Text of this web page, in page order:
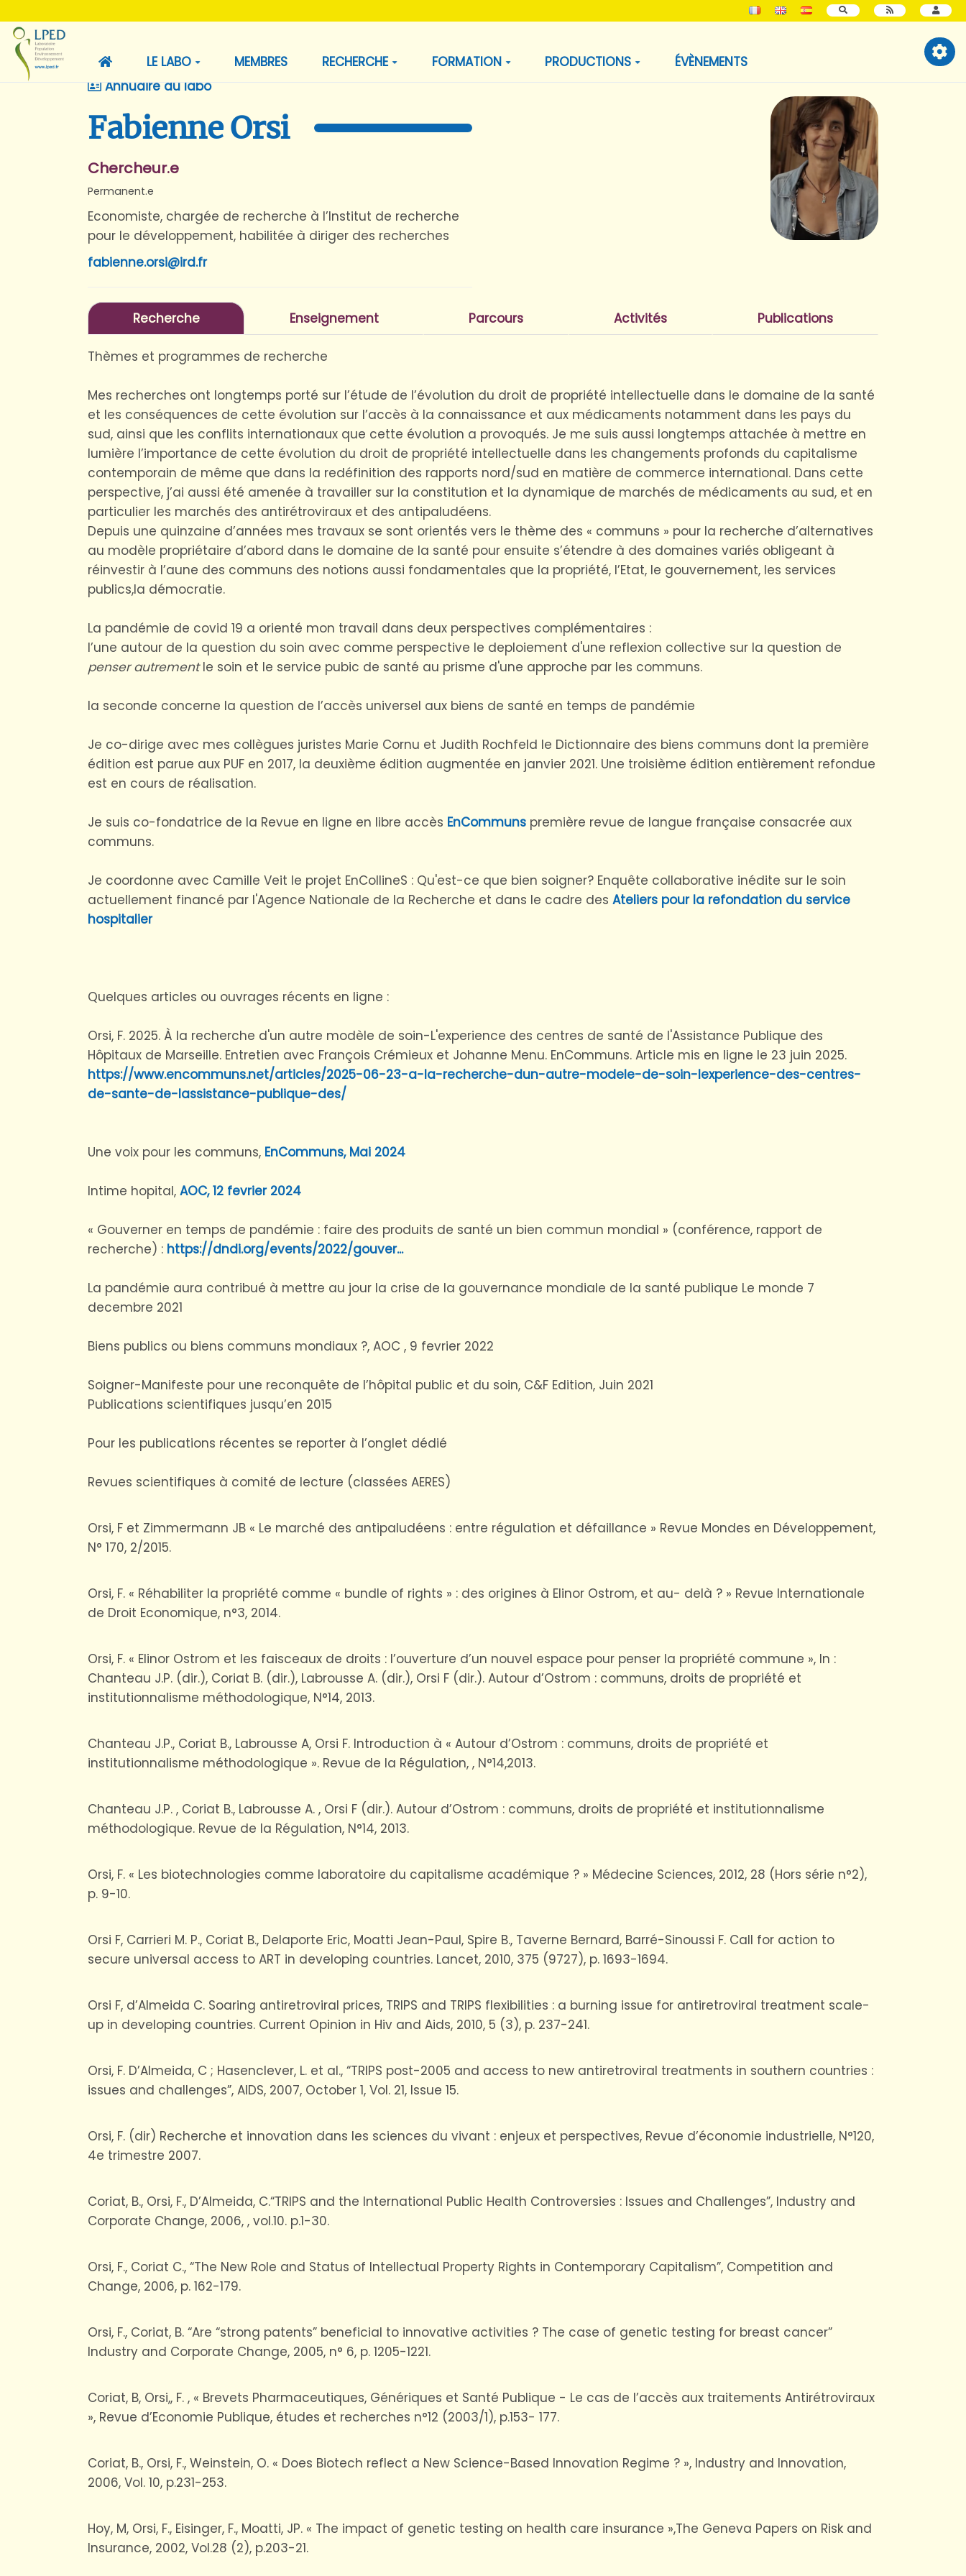
RECHERCHER
LE LABO MEMBRES RECHERCHE FORMATION PRODUCTIONS
ÉVÈNEMENTS
Annuaire du labo
Fabienne Orsi
Chercheur.e
Permanent.e
Economiste, chargée de recherche à l’Institut de recherche
pour le développement, habilitée à diriger des recherches
fabienne.orsi@ird.fr
Recherche Enseignement Parcours Activités Publications
Thèmes et programmes de recherche
Mes recherches ont longtemps porté sur l’étude de l’évolution du droit de propriété intellectuelle dans le domaine de la santé
et les conséquences de cette évolution sur l’accès à la connaissance et aux médicaments notamment dans les pays du
sud, ainsi que les conflits internationaux que cette évolution a provoqués. Je me suis aussi longtemps attachée à mettre en
lumière l’importance de cette évolution du droit de propriété intellectuelle dans les changements profonds du capitalisme
contemporain de même que dans la redéfinition des rapports nord/sud en matière de commerce international. Dans cette
perspective, j’ai aussi été amenée à travailler sur la constitution et la dynamique de marchés de médicaments au sud, et en
particulier les marchés des antirétroviraux et des antipaludéens.
Depuis une quinzaine d’années mes travaux se sont orientés vers le thème des « communs » pour la recherche d’alternatives
au modèle propriétaire d’abord dans le domaine de la santé pour ensuite s’étendre à des domaines variés obligeant à
réinvestir à l’aune des communs des notions aussi fondamentales que la propriété, l’Etat, le gouvernement, les services
publics,la démocratie.
La pandémie de covid 19 a orienté mon travail dans deux perspectives complémentaires :
l’une autour de la question du soin avec comme perspective le deploiement d'une reflexion collective sur la question de
penser autrementle soin et le service pubic de santé au prisme d'une approche par les communs.
la seconde concerne la question de l’accès universel aux biens de santé en temps de pandémie
Je co-dirige avec mes collègues juristes Marie Cornu et Judith Rochfeld le Dictionnaire des biens communs dont la première
édition est parue aux PUF en 2017, la deuxième édition augmentée en janvier 2021. Une troisième édition entièrement refondue
est en cours de réalisation.
Je suis co-fondatrice de la Revue en ligne en libre accès EnCommuns première revue de langue française consacrée aux
communs.
Je coordonne avec Camille Veit le projet EnCollineS : Qu'est-ce que bien soigner? Enquête collaborative inédite sur le soin
actuellement financé par l'Agence Nationale de la Recherche et dans le cadre des Ateliers pour la refondation du service
hospitalier
Quelques articles ou ouvrages récents en ligne :
Orsi, F. 2025. À la recherche d'un autre modèle de soin-L'experience des centres de santé de l'Assistance Publique des
Hôpitaux de Marseille. Entretien avec François Crémieux et Johanne Menu. EnCommuns. Article mis en ligne le 23 juin 2025.
https://www.encommuns.net/articles/2025-06-23-a-la-recherche-dun-autre-modele-de-soin-lexperience-des-centres-
de-sante-de-lassistance-publique-des/
Une voix pour les communs, EnCommuns, Mai 2024
Intime hopital, AOC, 12 fevrier 2024
« Gouverner en temps de pandémie : faire des produits de santé un bien commun mondial » (conférence, rapport de
recherche) : https://dndi.org/events/2022/gouver...
La pandémie aura contribué à mettre au jour la crise de la gouvernance mondiale de la santé publique Le monde 7
decembre 2021
Biens publics ou biens communs mondiaux ?, AOC , 9 fevrier 2022
Soigner-Manifeste pour une reconquête de l’hôpital public et du soin, C&F Edition, Juin 2021
Publications scientifiques jusqu’en 2015
Pour les publications récentes se reporter à l’onglet dédié
Revues scientifiques à comité de lecture (classées AERES)
Orsi, F et Zimmermann JB « Le marché des antipaludéens : entre régulation et défaillance » Revue Mondes en Développement,
N° 170, 2/2015.
Orsi, F. « Réhabiliter la propriété comme « bundle of rights » : des origines à Elinor Ostrom, et au- delà ? » Revue Internationale
de Droit Economique, n°3, 2014.
Orsi, F. « Elinor Ostrom et les faisceaux de droits : l’ouverture d’un nouvel espace pour penser la propriété commune », In :
Chanteau J.P. (dir.), Coriat B. (dir.), Labrousse A. (dir.), Orsi F (dir.). Autour d’Ostrom : communs, droits de propriété et
institutionnalisme méthodologique, N°14, 2013.
Chanteau J.P., Coriat B., Labrousse A, Orsi F. Introduction à « Autour d’Ostrom : communs, droits de propriété et
institutionnalisme méthodologique ». Revue de la Régulation, , N°14,2013.
Chanteau J.P. , Coriat B., Labrousse A. , Orsi F (dir.). Autour d’Ostrom : communs, droits de propriété et institutionnalisme
méthodologique. Revue de la Régulation, N°14, 2013.
Orsi, F. « Les biotechnologies comme laboratoire du capitalisme académique ? » Médecine Sciences, 2012, 28 (Hors série n°2),
p. 9-10.
Orsi F, Carrieri M. P., Coriat B., Delaporte Eric, Moatti Jean-Paul, Spire B., Taverne Bernard, Barré-Sinoussi F. Call for action to
secure universal access to ART in developing countries. Lancet, 2010, 375 (9727), p. 1693-1694.
Orsi F, d’Almeida C. Soaring antiretroviral prices, TRIPS and TRIPS flexibilities : a burning issue for antiretroviral treatment scale-
up in developing countries. Current Opinion in Hiv and Aids, 2010, 5 (3), p. 237-241.
Orsi, F. D’Almeida, C ; Hasenclever, L. et al., “TRIPS post-2005 and access to new antiretroviral treatments in southern countries :
issues and challenges”, AIDS, 2007, October 1, Vol. 21, Issue 15.
Orsi, F. (dir) Recherche et innovation dans les sciences du vivant : enjeux et perspectives, Revue d’économie industrielle, N°120,
4e trimestre 2007.
Coriat, B., Orsi, F., D’Almeida, C.“TRIPS and the International Public Health Controversies : Issues and Challenges”, Industry and
Corporate Change, 2006, , vol.10. p.1-30.
Orsi, F., Coriat C., “The New Role and Status of Intellectual Property Rights in Contemporary Capitalism”, Competition and
Change, 2006, p. 162-179.
Orsi, F., Coriat, B. “Are “strong patents” beneficial to innovative activities ? The case of genetic testing for breast cancer”
Industry and Corporate Change, 2005, n° 6, p. 1205-1221.
Coriat, B, Orsi,, F. , « Brevets Pharmaceutiques, Génériques et Santé Publique - Le cas de l’accès aux traitements Antirétroviraux
», Revue d’Economie Publique, études et recherches n°12 (2003/1), p.153- 177.
Coriat, B., Orsi, F., Weinstein, O. « Does Biotech reflect a New Science-Based Innovation Regime ? », Industry and Innovation,
2006, Vol. 10, p.231-253.
Hoy, M, Orsi, F., Eisinger, F., Moatti, JP. « The impact of genetic testing on health care insurance »,The Geneva Papers on Risk and
Insurance, 2002, Vol.28 (2), p.203-21.